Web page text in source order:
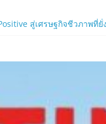
สู่เศรษฐกิจชีวภาพที่ยั่